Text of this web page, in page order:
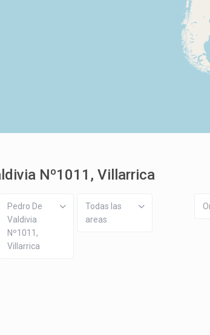
Nº1011, Villarrica
Pedro De
Valdivia
Nº1011,
Villarrica
Todas las
areas